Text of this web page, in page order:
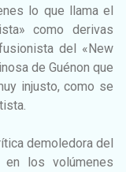
lo que llama el
como derivas
del «New
de Guénon que
injusto, como se
demoledora del
los volúmenes